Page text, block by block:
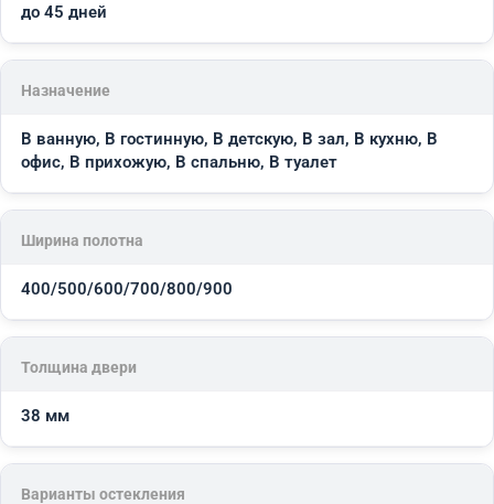
до 45 дней
Назначение
В ванную, В гостинную, В детскую, В зал, В кухню, В
офис, В прихожую, В спальню, В туалет
Ширина полотна
400/500/600/700/800/900
Толщина двери
38 мм
Варианты остекления